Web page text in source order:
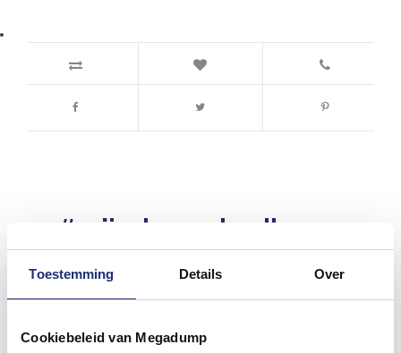
Toestemming Details Over
Cookiebeleid van Megadump
#mijndroombadkamer
badkamer op Instagram met #mijndroombadkamer
inspirerende omgeving vol met unieke